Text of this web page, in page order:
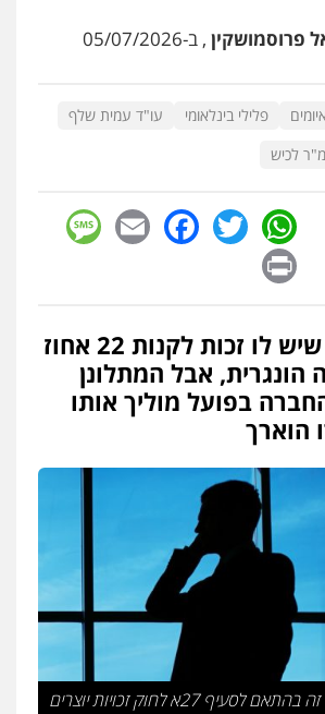
צבאי מעצרים וחקירות
אלון קריטי
פלילי כלכלי
עו"ד דפנה לביא
זוהר ארבל
פשיעה חמורה מעצרים וחקירות
0538788878
עו"ד אסף דוק
עבירות מין סמים והימורים
חקירות ומעצרים צווארון לבן והונאה
0526885006
עו"ד שלי גורביץ – לוי
משפט פלילי פשיעה חמורה
פרוסמושקין , ב-05/07/2026
פלילי בינלאומי
עו"ד עמית שלף
לכיש
WhatsApp
Twitter
Facebook
Email
החשוד טוען שיש לו זכות לקנות 22 אחוז
הונגרית, אבל המתלונן
בפועל מוליך אותו
הוארך
27א לחוק זכויות יוצרים